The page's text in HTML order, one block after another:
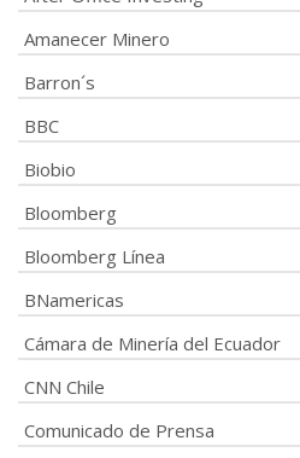
Amanecer Minero
Barron´s
BBC
Biobio
Bloomberg
Bloomberg Línea
BNamericas
Cámara de Minería del Ecuador
CNN Chile
Comunicado de Prensa